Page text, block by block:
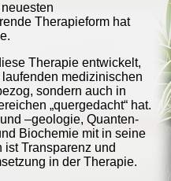
Therapieform hat
Therapie entwickelt,
medizinischen
sondern auch in
„quergedacht“ hat.
–geologie, Quanten-
Biochemie mit in seine
Transparenz und
in der Therapie.